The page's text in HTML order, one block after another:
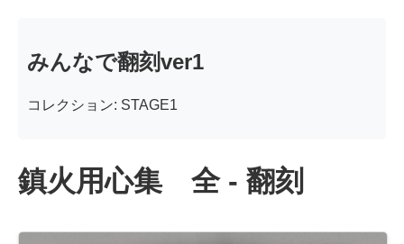
みんなで翻刻ver1
コレクション: STAGE1
鎮火用心集 全 - 翻刻